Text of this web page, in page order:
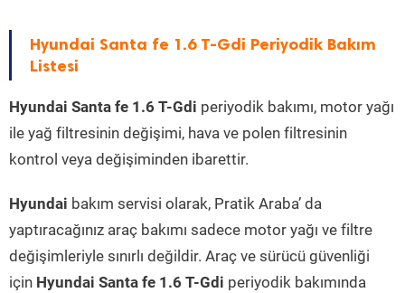
Hyundai Santa fe 1.6 T-Gdi Periyodik Bakım
Listesi
Hyundai Santa fe 1.6 T-Gdi periyodik bakımı, motor yağı
ile yağ filtresinin değişimi, hava ve polen filtresinin
kontrol veya değişiminden ibarettir.
Hyundai bakım servisi olarak, Pratik Araba’ da
yaptıracağınız araç bakımı sadece motor yağı ve filtre
değişimleriyle sınırlı değildir. Araç ve sürücü güvenliği
için Hyundai Santa fe 1.6 T-Gdi periyodik bakımında